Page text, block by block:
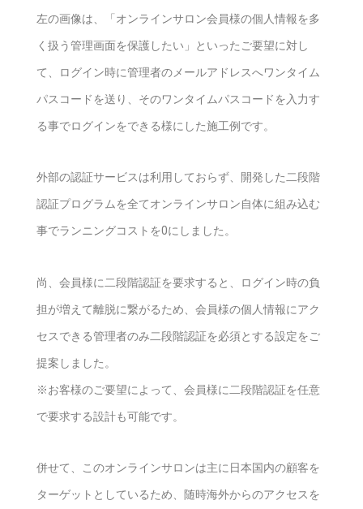
左の画像は、「オンラインサロン会員様の個人情報を多
く扱う管理画面を保護したい」といったご要望に対し
て、ログイン時に管理者のメールアドレスへワンタイム
パスコードを送り、そのワンタイムパスコードを入力す
る事でログインをできる様にした施工例です。
外部の認証サービスは利用しておらず、開発した二段階
認証プログラムを全てオンラインサロン自体に組み込む
事でランニングコストを0にしました。
尚、会員様に二段階認証を要求すると、ログイン時の負
担が増えて離脱に繋がるため、会員様の個人情報にアク
セスできる管理者のみ二段階認証を必須とする設定をご
提案しました。
※お客様のご要望によって、会員様に二段階認証を任意
で要求する設計も可能です。
併せて、このオンラインサロンは主に日本国内の顧客を
ターゲットとしているため、随時海外からのアクセスを